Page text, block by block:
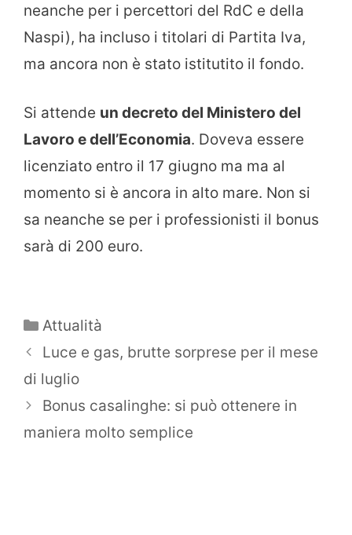
neanche per i percettori del RdC e della
Naspi), ha incluso i titolari di Partita Iva,
ma ancora non è stato istitutito il fondo.
Si attende un decreto del Ministero del
Lavoro e dell’Economia. Doveva essere
licenziato entro il 17 giugno ma ma al
momento si è ancora in alto mare. Non si
sa neanche se per i professionisti il bonus
sarà di 200 euro.
Categorie
Attualità
Luce e gas, brutte sorprese per il mese
di luglio
Bonus casalinghe: si può ottenere in
maniera molto semplice